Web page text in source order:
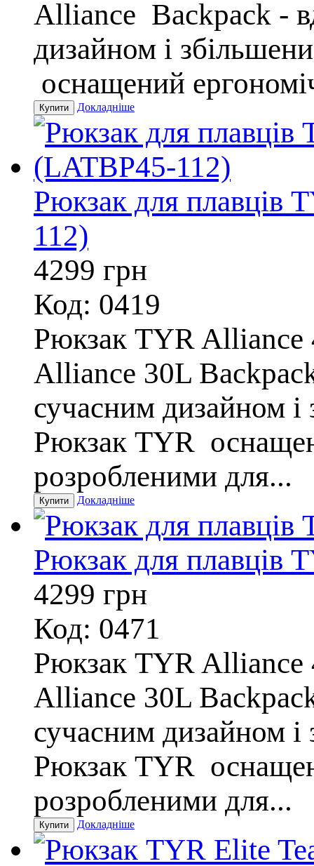
Alliance Backpack -
дизайном і
оснащений
Докладніше
Рюкзак для плавців
112)
4299 грн
Код: 0419
Рюкзак TYR Alliance
Alliance 30L
сучасним дизайном
Рюкзак TYR
розробленими для...
Докладніше
Рюкзак для плавців
4299 грн
Код: 0471
Рюкзак TYR Alliance
Alliance 30L
сучасним дизайном
Рюкзак TYR
розробленими для...
Докладніше